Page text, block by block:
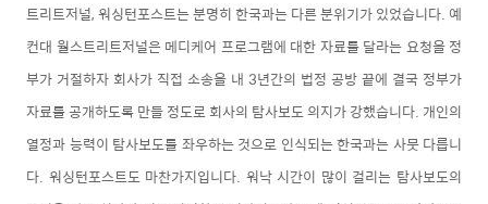
트리트저널, 워싱턴포스트는 분명히 한국과는 다른 분위기가 있었습니다. 예
컨대 월스트리트저널은 메디케어 프로그램에 대한 자료를 달라는 요청을 정
부가 거절하자 회사가 직접 소송을 내 3년간의 법정 공방 끝에 결국 정부가
자료를 공개하도록 만들 정도로 회사의 탐사보도 의지가 강했습니다. 개인의
열정과 능력이 탐사보도를 좌우하는 것으로 인식되는 한국과는 사뭇 다릅니
다. 워싱턴포스트도 마찬가지입니다. 워낙 시간이 많이 걸리는 탐사보도의